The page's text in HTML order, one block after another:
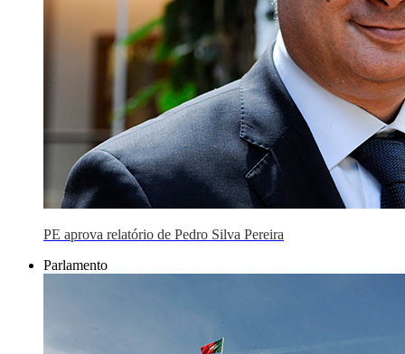
PE aprova relatório de Pedro Silva Pereira
Parlamento